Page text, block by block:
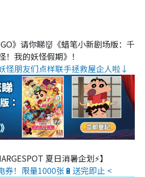
》请你睇👹《蜡笔小新剧场版：千
！我的妖怪假期》！
怪朋友们点样联手拯救屋企人啦↓
夏日消暑企划⚡】
券！限量1000张🔋送完即止 <